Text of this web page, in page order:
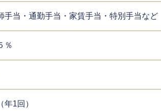
手当・通勤手当・家賃手当・特別手当など
％
年1回）